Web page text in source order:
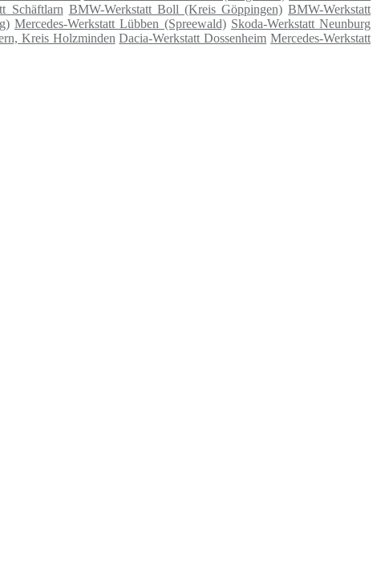
Schäftlarn BMW-Werkstatt Boll (Kreis Göppingen) BMW-Werkstatt
Mercedes-Werkstatt Lübben (Spreewald) Skoda-Werkstatt Neunburg
Kreis Holzminden Dacia-Werkstatt Dossenheim Mercedes-Werkstatt